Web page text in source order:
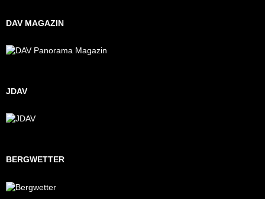
DAV MAGAZIN
JDAV
BERGWETTER